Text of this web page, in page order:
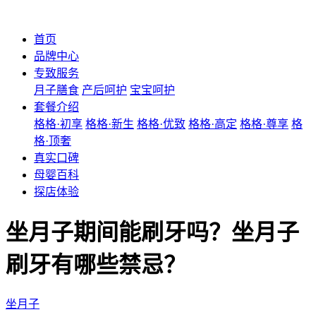
首页
品牌中心
专致服务
月子膳食 产后呵护 宝宝呵护
套餐介绍
格格·初享 格格·新生 格格·优致 格格·高定 格格·尊享 格
格·顶奢
真实口碑
母婴百科
探店体验
坐月子期间能刷牙吗？坐月子
刷牙有哪些禁忌？
坐月子